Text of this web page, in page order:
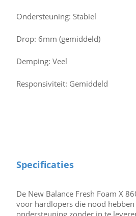
Ondersteuning: Stabiel
Drop: 6mm (gemiddeld)
Demping: Veel
Responsiviteit: Gemiddeld
Specificaties
De New Balance Fresh Foam X
voor hardlopers die nood